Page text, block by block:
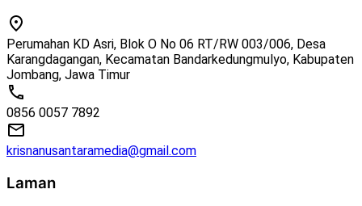
Perumahan KD Asri, Blok O No 06 RT/RW 003/006, Desa
Karangdagangan, Kecamatan Bandarkedungmulyo, Kabupaten
Jombang, Jawa Timur
0856 0057 7892
krisnanusantaramedia@gmail.com
Laman